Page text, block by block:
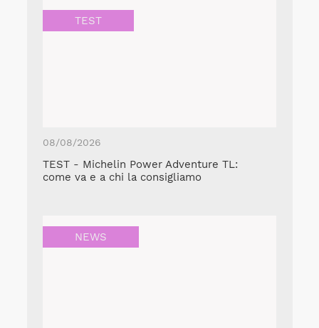
TEST
08/08/2026
TEST - Michelin Power Adventure TL:
come va e a chi la consigliamo
NEWS